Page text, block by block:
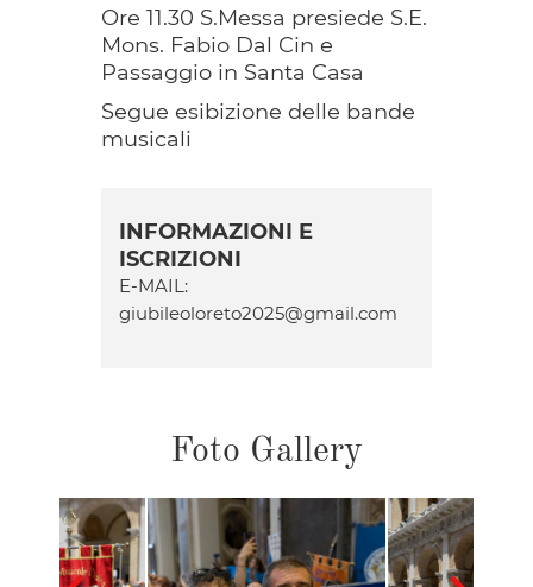
Ore 11.30 S.Messa presiede S.E.
Mons. Fabio Dal Cin e
Passaggio in Santa Casa
Segue esibizione delle bande
musicali
INFORMAZIONI E
ISCRIZIONI
E-MAIL:
giubileoloreto2025@gmail.com
Foto Gallery